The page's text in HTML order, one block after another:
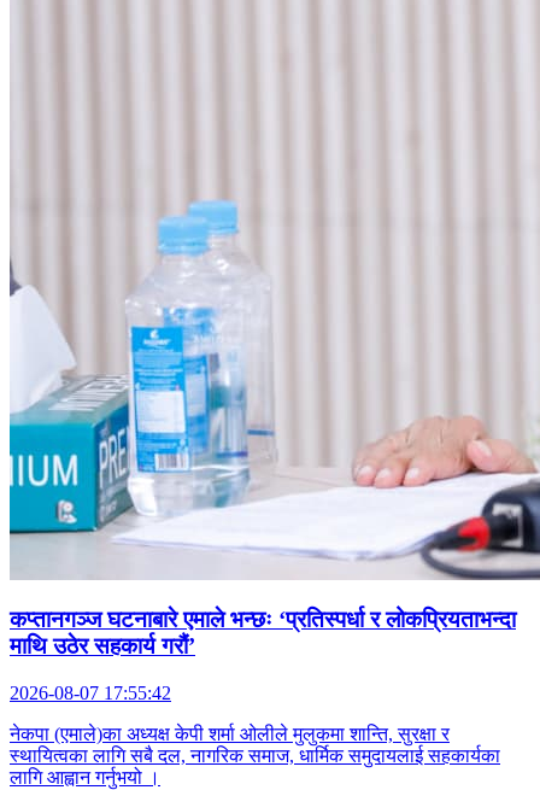
कप्तानगञ्ज घटनाबारे एमाले भन्छः ‘प्रतिस्पर्धा र लोकप्रियताभन्दा
माथि उठेर सहकार्य गरौं’
2026-08-07 17:55:42
नेकपा (एमाले)का अध्यक्ष केपी शर्मा ओलीले मुलुकमा शान्ति, सुरक्षा र
स्थायित्वका लागि सबै दल, नागरिक समाज, धार्मिक समुदायलाई सहकार्यका
लागि आह्वान गर्नुभयो ।